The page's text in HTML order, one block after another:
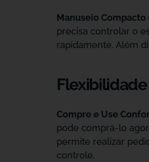
Manuseio Compacto
precisa controlar o
rapidamente. Além
Flexibilidade
Compre e Use
pode comprá-lo
permite realizar
controle.